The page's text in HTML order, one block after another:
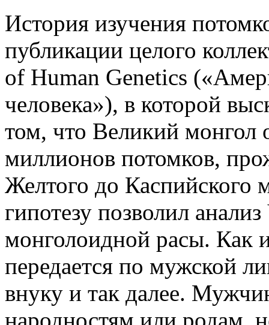
История изучения
публикации целого
of Human Genetics
человека»), в которой
том, что Великий монгол
миллионов потомков,
Желтого до
гипотезу позволил
монголоидной расы. Как
передается по мужской
внуку и так далее.
народностям или родам,